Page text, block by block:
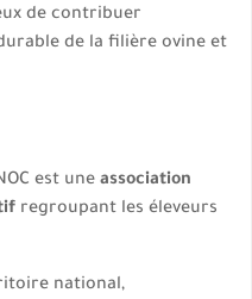
de contribuer
de la filière ovine et
est une association
regroupant les éleveurs
national,